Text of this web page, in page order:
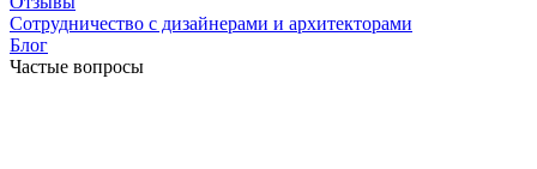
Сотрудничество с дизайнерами и архитекторами
Блог
Частые вопросы